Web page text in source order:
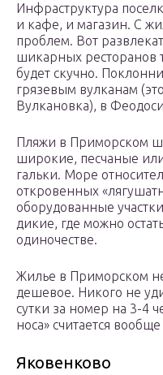
Инфраструктура
и кафе, и магазин. С
проблем. Вот
шикарных ресторанов
будет скучно.
грязевым вулканам
Вулкановка), в
Пляжи в Приморском
широкие, песчаные
гальки. Море
откровенных
оборудованные
дикие, где можно
одиночестве.
Жилье в Приморском
дешевое. Никого не
сутки за номер на 3-4
носа» считается
Яковенково